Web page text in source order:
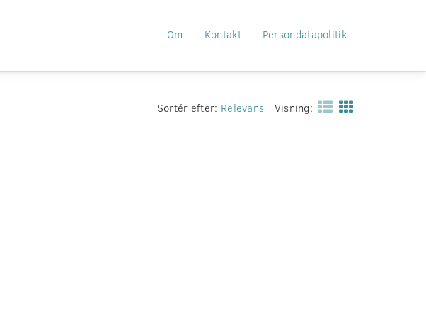
Om Kontakt Persondatapolitik
Sortér efter: Relevans Visning: